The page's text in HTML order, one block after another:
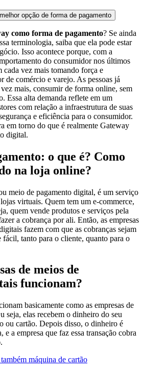
opção de forma de pagamento
como forma de pagamento? Se ainda
terminologia, saiba que ela pode estar
Isso acontece porque, com a
do consumidor nos últimos
cada vez mais tomando força e
de comércio e varejo. As pessoas já
mais, consumir de forma online, sem
Essa alta demanda reflete em um
com relação a infraestrutura de suas
e eficiência para o consumidor.
em torno do que é realmente Gateway
digital.
o que é? Como
na loja online?
meio de pagamento digital, é um serviço
virtuais. Quem tem um e-commerce,
quem vende produtos e serviços pela
a cobrança por ali. Então, as empresas
fazem com que as cobranças sejam
fácil, tanto para o cliente, quanto para o
de meios de
funcionam?
basicamente como as empresas de
seja, elas recebem o dinheiro do seu
ou cartão. Depois disso, o dinheiro é
e a empresa que faz essa transação cobra
máquina de cartão